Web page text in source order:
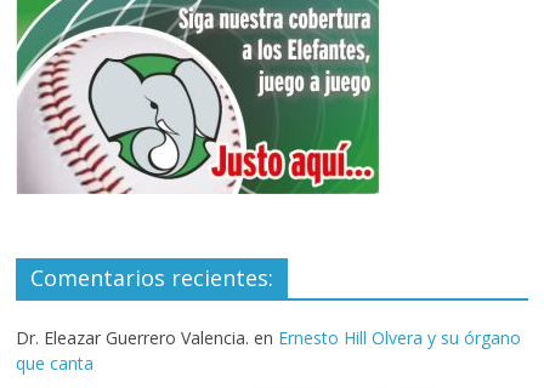
Comentarios recientes:
Dr. Eleazar Guerrero Valencia. en Ernesto Hill Olvera y su órgano
que canta